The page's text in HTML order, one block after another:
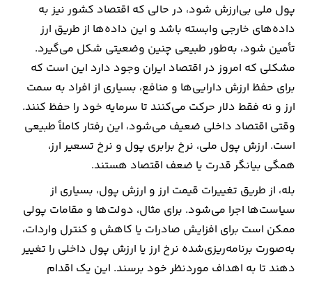
پول ملی بی‌ارزش شود، در حالی که اقتصاد کشور نیز به
داده‌های خارجی وابسته باشد و این داده‌ها از طریق ارز
تأمین شود، به‌طور طبیعی چنین وضعیتی شکل می‌گیرد.
مشکلی که امروز در اقتصاد ایران وجود دارد این است که
برای حفظ ارزش دارایی‌ها و منافع، بسیاری از افراد به سمت
ارز و نه فقط دلار حرکت می‌کنند تا سرمایه خود را حفظ کنند.
وقتی اقتصاد داخلی ضعیف می‌شود، این رفتار کاملاً طبیعی
است. ارزش پول ملی، نرخ برابری پول و نرخ تسعیر ارز،
همگی بیانگر قدرت یا ضعف اقتصاد هستند.
بله، از طریق تغییرات قیمت ارز و ارزش پول، بسیاری از
سیاست‌ها اجرا می‌شود. برای مثال، دولت‌ها و مقامات پولی
ممکن است برای افزایش صادرات یا کاهش و کنترل واردات،
به‌صورت برنامه‌ریزی‌شده نرخ ارز یا ارزش پول داخلی را تغییر
دهند تا به اهداف موردنظر خود برسند. این یک اقدام